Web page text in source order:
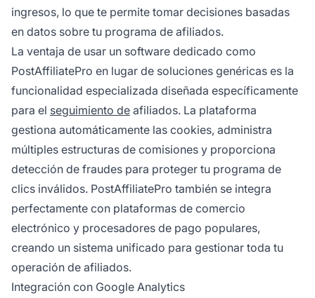
ingresos, lo que te permite tomar decisiones basadas
en datos sobre tu programa de afiliados.
La ventaja de usar un software dedicado como
PostAffiliatePro en lugar de soluciones genéricas es la
funcionalidad especializada diseñada específicamente
para el seguimiento de afiliados. La plataforma
gestiona automáticamente las cookies, administra
múltiples estructuras de comisiones y proporciona
detección de fraudes para proteger tu programa de
clics inválidos. PostAffiliatePro también se integra
perfectamente con plataformas de comercio
electrónico y procesadores de pago populares,
creando un sistema unificado para gestionar toda tu
operación de afiliados.
Integración con Google Analytics